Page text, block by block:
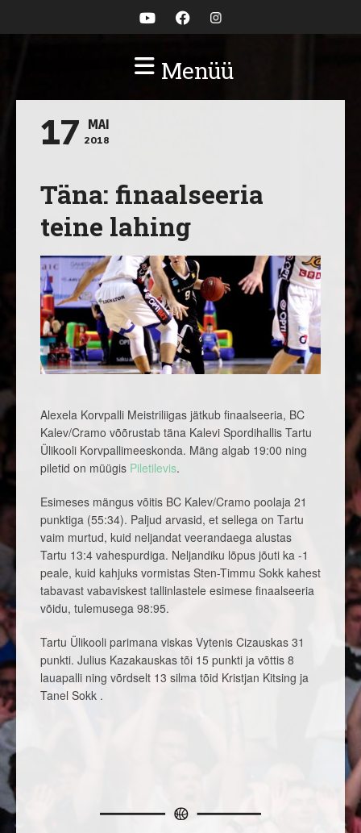
Menüü
17 MAI
2018
Täna: finaalseeria
teine lahing
Alexela Korvpalli Meistriliigas jätkub finaalseeria, BC
Kalev/Cramo võõrustab täna Kalevi Spordihallis Tartu
Ülikooli Korvpallimeeskonda. Mäng algab 19:00 ning
piletid on müügis Piletilevis.
Esimeses mängus võitis BC Kalev/Cramo poolaja 21
punktiga (55:34). Paljud arvasid, et sellega on Tartu
vaim murtud, kuid neljandat veerandaega alustas
Tartu 13:4 vahespurdiga. Neljandiku lõpus jõuti ka -1
peale, kuid kahjuks vormistas Sten-Timmu Sokk kahest
tabavast vabaviskest tallinlastele esimese finaalseeria
võidu, tulemusega 98:95.
Tartu Ülikooli parimana viskas Vytenis Cizauskas 31
punkti. Julius Kazakauskas tõi 15 punkti ja võttis 8
lauapalli ning võrdselt 13 silma tõid Kristjan Kitsing ja
Tanel Sokk .